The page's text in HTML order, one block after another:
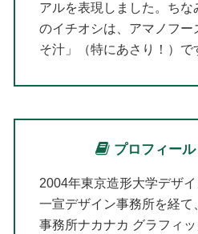
アルを表現しました。ちな
のイチオシは、アマノフー
そ汁」（特にあさり！）で
プロフィー
2004年東京造形大学デザ
一宣デザイン事務所を経て
事務所ナカナカ グラフィ